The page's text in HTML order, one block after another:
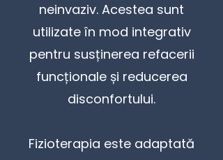
neinvaziv. Acestea sunt
utilizate în mod integrativ
pentru susținerea refacerii
funcționale și reducerea
disconfortului.
Fizioterapia este adaptată